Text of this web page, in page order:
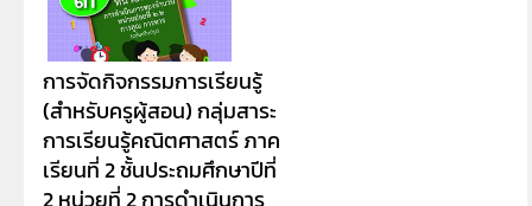
การจัดกิจกรรมการเรียนรู้
(สำหรับครูผู้สอน) กลุ่มสาระ
การเรียนรู้คณิตศาสตร์ ภาค
เรียนที่ 2 ชั้นประถมศึกษาปีที่
2 หน่วยที่ 2 การดำเนินการ